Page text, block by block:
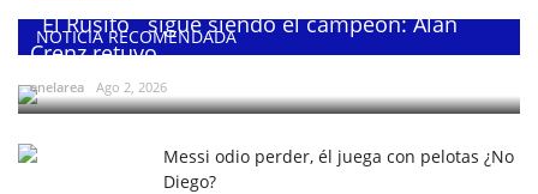
NOTICIA RECOMENDADA
¨El Rusito¨ sigue siendo el campeón: Alan
Crenz retuvo...
enelarea Ago 2, 2026
Messi odio perder, él juega con pelotas ¿No
Diego?